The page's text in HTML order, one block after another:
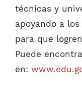
técnicas y
apoyando a
para que
Puede
en: